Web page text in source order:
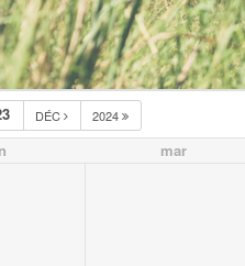
DÉC 2024
mar